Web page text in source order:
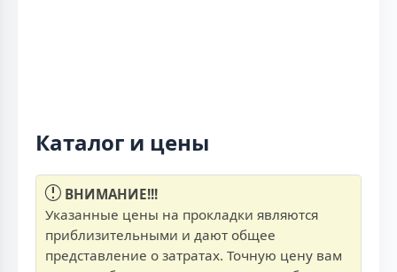
Каталог и цены
ВНИМАНИЕ!!!
Указанные цены на прокладки являются
приблизительными и дают общее
представление о затратах. Точную цену вам